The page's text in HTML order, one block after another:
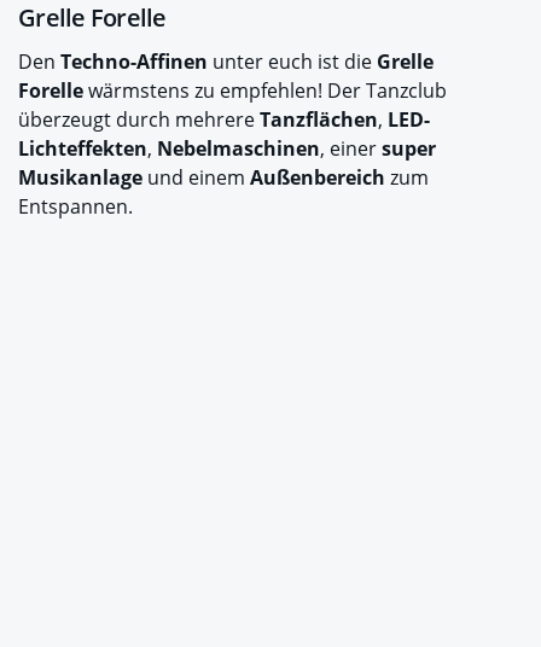
Grelle Forelle
Den Techno-Affinen unter euch ist die Grelle
Forellewärmstens zu empfehlen! Der Tanzclub
überzeugt durch mehrereTanzflächen, LED-
Lichteffekten, Nebelmaschinen, einersuper
Musikanlage und einem Außenbereich zum
Entspannen.